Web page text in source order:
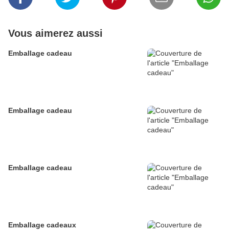
Vous aimerez aussi
Emballage cadeau
Emballage cadeau
Emballage cadeau
Emballage cadeaux